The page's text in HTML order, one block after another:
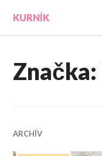
obsah
KURNÍK
Značka:
ARCHÍV